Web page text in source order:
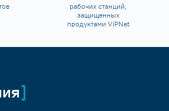
рабочих станций,
защищенных
продуктами ViPNet